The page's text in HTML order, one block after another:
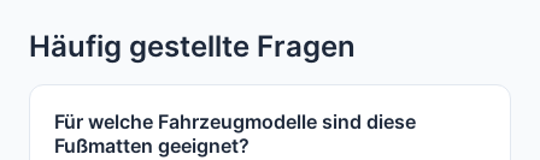
Häufig gestellte Fragen
Für welche Fahrzeugmodelle sind diese
Fußmatten geeignet?